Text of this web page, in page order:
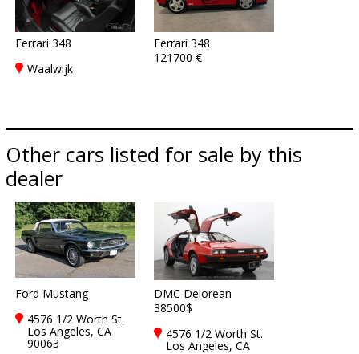
Ferrari 348
Waalwijk
Ferrari 348
121700 €
Other cars listed for sale by this
dealer
Ford Mustang
4576 1/2 Worth St.
Los Angeles, CA
90063
DMC Delorean
38500$
4576 1/2 Worth St.
Los Angeles, CA